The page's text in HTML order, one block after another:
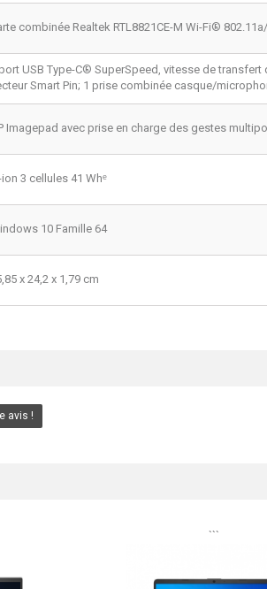
combinée Realtek RTL8821CE-M Wi-Fi®
USB Type-C® SuperSpeed, vitesse de
Smart Pin; 1 prise combinée casque/
Imagepad avec prise en charge des gestes
ion 3 cellules 41 Whᵉ
10 Famille 64
x 24,2 x 1,79 cm
avis !
```